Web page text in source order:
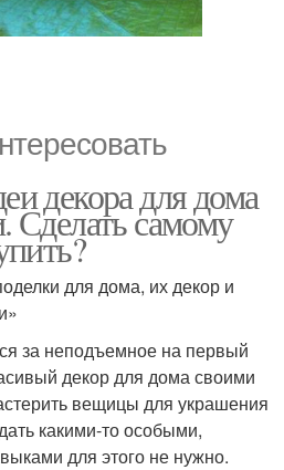
декора для дома
Сделать самому
для дома, их декор и
за неподъемное на первый
декор для дома своими
вещицы для украшения
какими-то особыми,
для этого не нужно.